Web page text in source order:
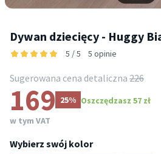
Dywan dziecięcy - Huggy
5 / 5 5 opinie
Sugerowana cena detaliczna 226
169 25% Oszczędzasz 57 zł
w tym VAT
Wybierz swój kolor